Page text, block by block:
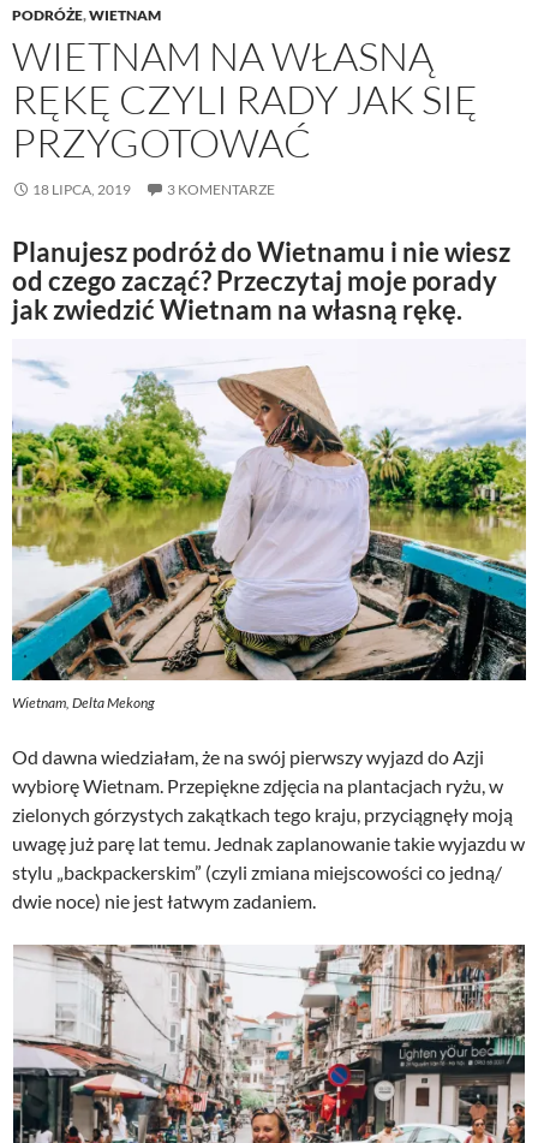
PODRÓŻE,WIETNAM
WIETNAM NA WŁASNĄ
RĘKĘ CZYLI RADY JAK SIĘ
PRZYGOTOWAĆ
18 LIPCA, 2019 3 KOMENTARZE
Planujesz podróż do Wietnamu i nie wiesz
od czego zacząć? Przeczytaj moje porady
jak zwiedzić Wietnam na własną rękę.
Wietnam, Delta Mekong
Od dawna wiedziałam, że na swój pierwszy wyjazd do Azji
wybiorę Wietnam. Przepiękne zdjęcia na plantacjach ryżu, w
zielonych górzystych zakątkach tego kraju, przyciągnęły moją
uwagę już parę lat temu. Jednak zaplanowanie takie wyjazdu w
stylu „backpackerskim” (czyli zmiana miejscowości co jedną/
dwie noce) nie jest łatwym zadaniem.